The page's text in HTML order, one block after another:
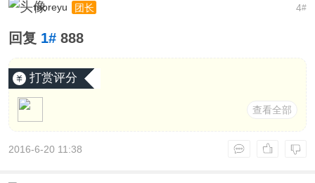
4#
moreyu 团长
回复 1# 888
打赏评分
查看全部
2016-6-20 11:38